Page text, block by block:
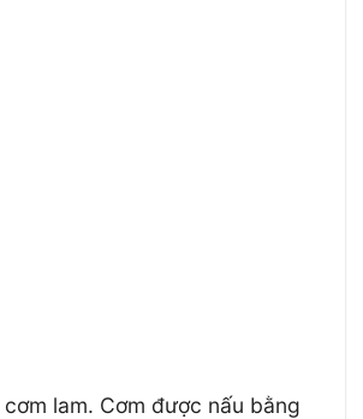
lam. Cơm được nấu bằng